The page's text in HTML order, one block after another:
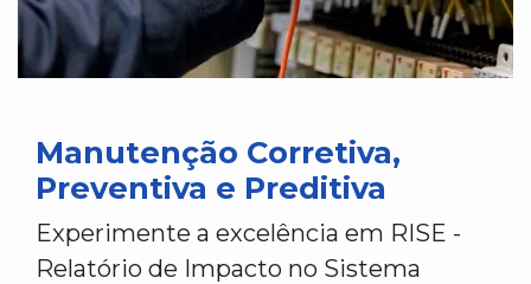
Manutenção Corretiva,
Preventiva e Preditiva
Experimente a excelência em RISE -
Relatório de Impacto no Sistema